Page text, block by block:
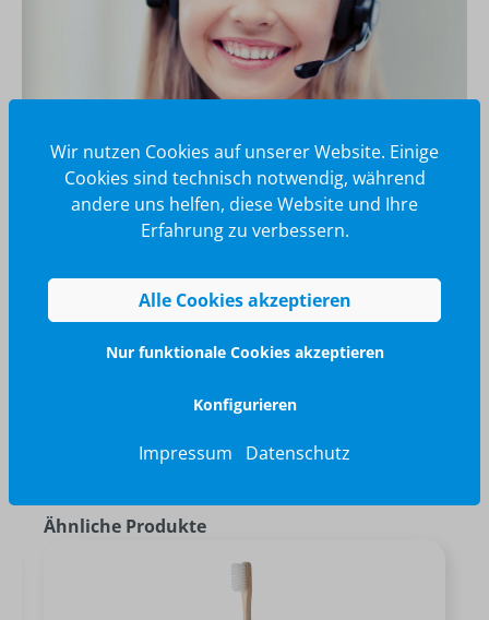
Wir glänzen für Sie
040 / 570 18 25 70
info@brilliant-promotion.com
Jetzt anfragen
Ähnliche Produkte
Wir nutzen Cookies auf unserer Website. Einige
Cookies sind technisch notwendig, während
andere uns helfen, diese Website und Ihre
Erfahrung zu verbessern.
Alle Cookies akzeptieren
Nur funktionale Cookies akzeptieren
Konfigurieren
Impressum Datenschutz